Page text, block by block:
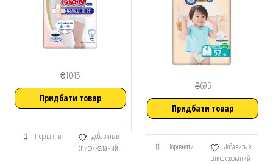
₴1045
Придбати товар
Порівняти
Добавить в
список желаний
₴695
Придбати товар
Порівняти
Добавить в
список желаний